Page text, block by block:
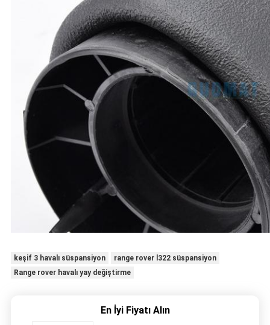
keşif 3 havalı süspansiyon
range rover l322 süspansiyon
Range rover havalı yay değiştirme
En İyi Fiyatı Alın